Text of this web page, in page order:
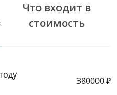
Что входит в
стоимость
380000 ₽